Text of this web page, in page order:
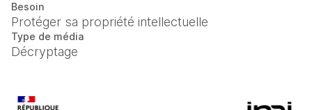
Besoin
Protéger sa propriété intellectuelle
Type de média
Décryptage